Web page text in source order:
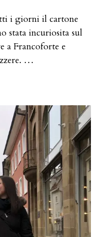
i giorni il cartone
stata incuriosita sul
a Francoforte e
…